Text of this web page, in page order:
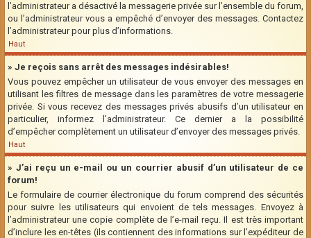
l’administrateur a désactivé la messagerie privée sur l’ensemble du forum,
ou l’administrateur vous a empêché d’envoyer des messages. Contactez
l’administrateur pour plus d’informations.
Haut
» Je reçois sans arrêt des messages indésirables!
Vous pouvez empêcher un utilisateur de vous envoyer des messages en
utilisant les filtres de message dans les paramètres de votre messagerie
privée. Si vous recevez des messages privés abusifs d’un utilisateur en
particulier, informez l’administrateur. Ce dernier a la possibilité
d’empêcher complètement un utilisateur d’envoyer des messages privés.
Haut
» J’ai reçu un e-mail ou un courrier abusif d’un utilisateur de ce
forum!
Le formulaire de courrier électronique du forum comprend des sécurités
pour suivre les utilisateurs qui envoient de tels messages. Envoyez à
l’administrateur une copie complète de l’e-mail reçu. Il est très important
d’inclure les en-têtes (ils contiennent des informations sur l’expéditeur de